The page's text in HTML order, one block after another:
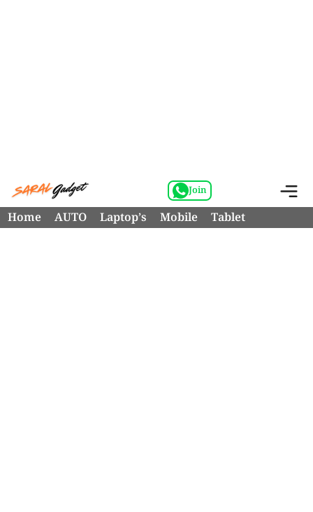
Skip
to
content
Join
Home AUTO Laptop’s Mobile Tablet